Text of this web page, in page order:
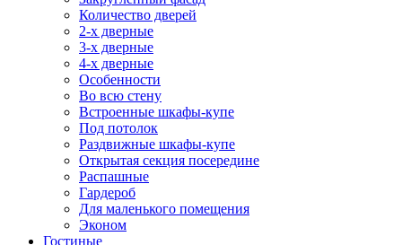
Количество дверей
2-х дверные
3-х дверные
4-х дверные
Особенности
Во всю стену
Встроенные шкафы-купе
Под потолок
Раздвижные шкафы-купе
Открытая секция посередине
Распашные
Гардероб
Для маленького помещения
Эконом
Гостиные